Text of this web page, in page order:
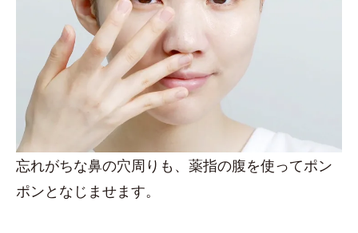
忘れがちな鼻の穴周りも、薬指の腹を使ってポン
ポンとなじませます。